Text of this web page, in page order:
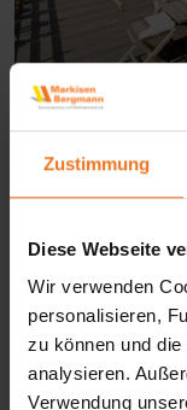
Zustimmung
Diese Webseite
Wir verwenden
personalisieren,
zu können und
analysieren.
Verwendung